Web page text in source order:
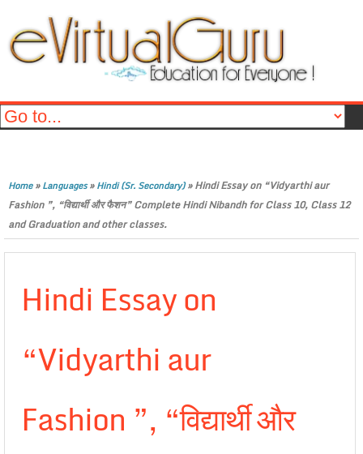
Home»Languages»Hindi (Sr. Secondary)»Hindi Essay on “Vidyarthi aur
Fashion ”, “विद्यार्थी और फैशन” Complete Hindi Nibandh for Class 10, Class 12
and Graduation and other classes.
Hindi Essay on
“Vidyarthi aur
Fashion ”, “विद्यार्थी और